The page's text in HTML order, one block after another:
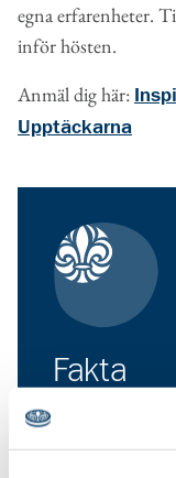
egna erfarenheter.
inför hösten.
Anmäl dig här:
Upptäckarna
Fakta
Scouternas